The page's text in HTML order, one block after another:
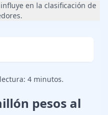
en la clasificación de
4 minutos.
pesos al